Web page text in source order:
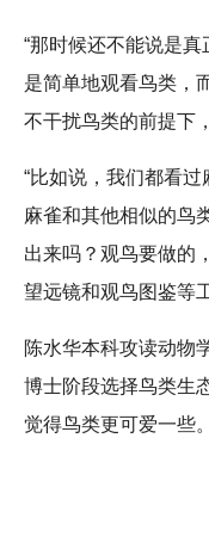
“那时候还不能说是真
是简单地观看鸟类，
不干扰鸟类的前提下
“比如说，我们都看
麻雀和其他相似的鸟
出来吗？观鸟要做的
望远镜和观鸟图鉴等
陈水华本科攻读动物
博士阶段选择鸟类生
觉得鸟类更可爱一些。